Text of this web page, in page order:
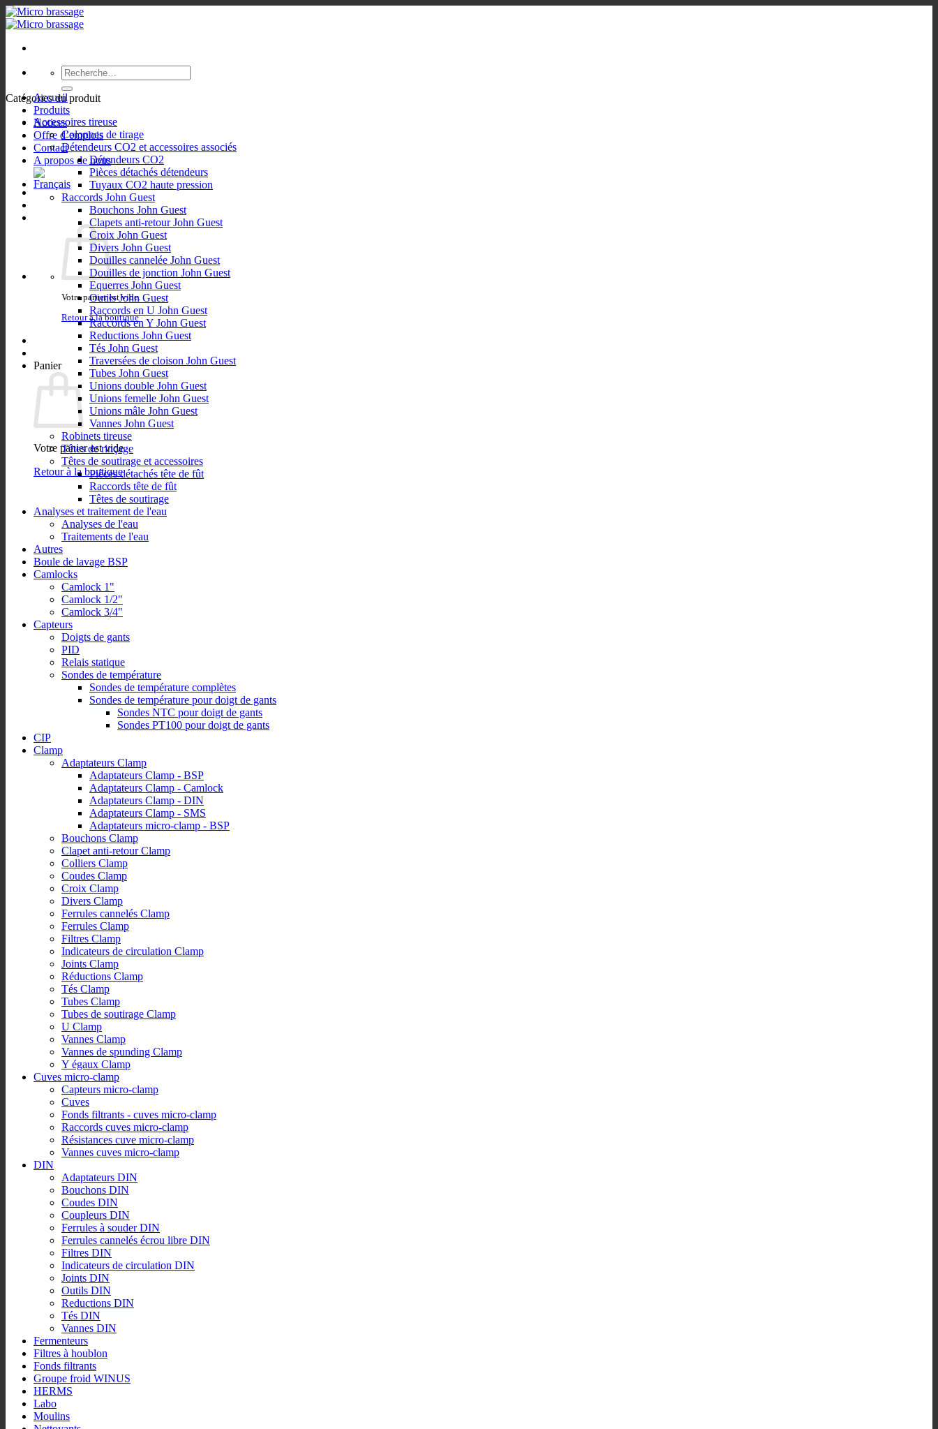
Passer
au
Recherche
pour :
Accueil
Produits
Notices
Offre d’emplois
Contact
A propos de nous
Votre panier est vide.
Retour à la boutique
Panier
Votre panier est vide.
Retour à la boutique
Catégories du produit
Accessoires tireuse
Colonnes de tirage
Détendeurs CO2 et accessoires associés
Détendeurs CO2
Pièces détachés détendeurs
Tuyaux CO2 haute pression
Raccords John Guest
Bouchons John Guest
Clapets anti-retour John Guest
Croix John Guest
Divers John Guest
Douilles cannelée John Guest
Douilles de jonction John Guest
Equerres John Guest
Outils John Guest
Raccords en U John Guest
Raccords en Y John Guest
Reductions John Guest
Tés John Guest
Traversées de cloison John Guest
Tubes John Guest
Unions double John Guest
Unions femelle John Guest
Unions mâle John Guest
Vannes John Guest
Robinets tireuse
Têtes de rinçage
Têtes de soutirage et accessoires
Pièces détachés tête de fût
Raccords tête de fût
Têtes de soutirage
Analyses et traitement de l'eau
Analyses de l'eau
Traitements de l'eau
Autres
Boule de lavage BSP
Camlocks
Camlock 1"
Camlock 1/2"
Camlock 3/4"
Capteurs
Doigts de gants
PID
Relais statique
Sondes de température
Sondes de température complètes
Sondes de température pour doigt de gants
Sondes NTC pour doigt de gants
Sondes PT100 pour doigt de gants
CIP
Clamp
Adaptateurs Clamp
Adaptateurs Clamp - BSP
Adaptateurs Clamp - Camlock
Adaptateurs Clamp - DIN
Adaptateurs Clamp - SMS
Adaptateurs micro-clamp - BSP
Bouchons Clamp
Clapet anti-retour Clamp
Colliers Clamp
Coudes Clamp
Croix Clamp
Divers Clamp
Ferrules cannelés Clamp
Ferrules Clamp
Filtres Clamp
Indicateurs de circulation Clamp
Joints Clamp
Réductions Clamp
Tés Clamp
Tubes Clamp
Tubes de soutirage Clamp
U Clamp
Vannes Clamp
Vannes de spunding Clamp
Y égaux Clamp
Cuves micro-clamp
Capteurs micro-clamp
Cuves
Fonds filtrants - cuves micro-clamp
Raccords cuves micro-clamp
Résistances cuve micro-clamp
Vannes cuves micro-clamp
DIN
Adaptateurs DIN
Bouchons DIN
Coudes DIN
Coupleurs DIN
Ferrules à souder DIN
Ferrules cannelés écrou libre DIN
Filtres DIN
Indicateurs de circulation DIN
Joints DIN
Outils DIN
Reductions DIN
Tés DIN
Vannes DIN
Fermenteurs
Filtres à houblon
Fonds filtrants
Groupe froid WINUS
HERMS
Labo
Moulins